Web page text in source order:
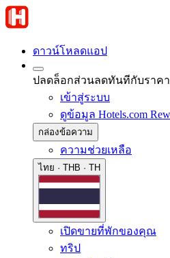
ดาวน์โหลดแอป
ปลดล็อกส่วนลดทันทีกับราค
เข้าสู่ระบบ
ดูข้อมูล Hotels.com
กล่องข้อความ
ความช่วยเหลือ
ไทย · THB · TH
เปิดขายที่พักของคุณ
ทริป